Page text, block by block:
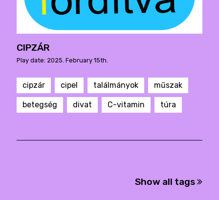
CIPZÁR
Play date: 2025. February 15th.
cipzár cipel találmányok műszak
betegség divat C-vitamin túra
Show all tags